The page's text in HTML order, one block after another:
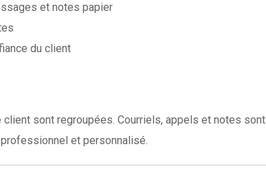
et notes papier
du client
sont regroupées. Courriels, appels et notes sont
et personnalisé.